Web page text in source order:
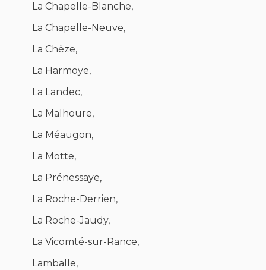
La Chapelle-Blanche,
La Chapelle-Neuve,
La Chèze,
La Harmoye,
La Landec,
La Malhoure,
La Méaugon,
La Motte,
La Prénessaye,
La Roche-Derrien,
La Roche-Jaudy,
La Vicomté-sur-Rance,
Lamballe,